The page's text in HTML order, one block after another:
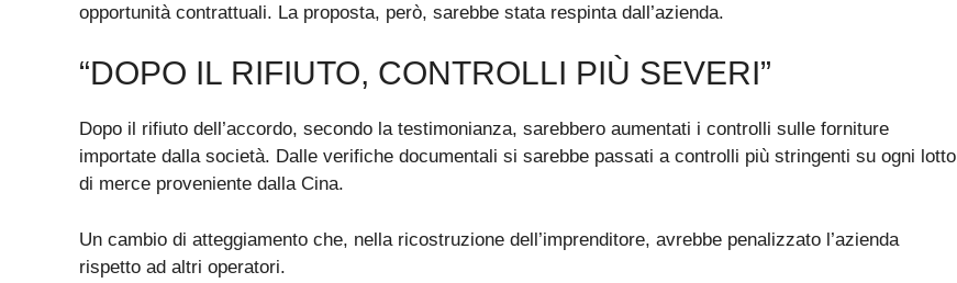
opportunità contrattuali. La proposta, però, sarebbe stata respinta dall’azienda.
“DOPO IL RIFIUTO, CONTROLLI PIÙ SEVERI”
Dopo il rifiuto dell’accordo, secondo la testimonianza, sarebbero aumentati i controlli sulle forniture
importate dalla società. Dalle verifiche documentali si sarebbe passati a controlli più stringenti su ogni lotto
di merce proveniente dalla Cina.
Un cambio di atteggiamento che, nella ricostruzione dell’imprenditore, avrebbe penalizzato l’azienda
rispetto ad altri operatori.